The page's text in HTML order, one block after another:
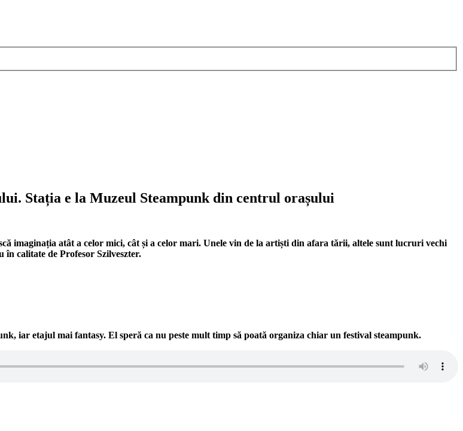
Stația e la Muzeul Steampunk din centrul orașului
imaginația atât a celor mici, cât și a celor mari. Unele vin de la artiști din afara tării, altele sunt lucruri vechi
în calitate de Profesor Szilveszter.
iar etajul mai fantasy. El speră ca nu peste mult timp să poată organiza chiar un festival steampunk.